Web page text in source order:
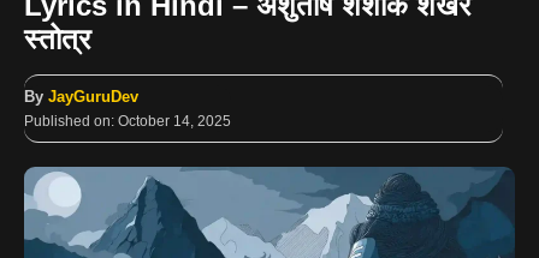
स्तोत्र
By JayGuruDev
Published on: October 14, 2025